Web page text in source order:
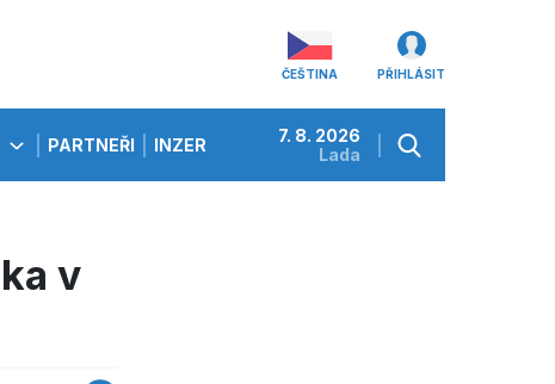
v
PARTNEŘI INZERCE
7. 8. 2026
Lada
ČEŠTINA PŘIHLÁSIT